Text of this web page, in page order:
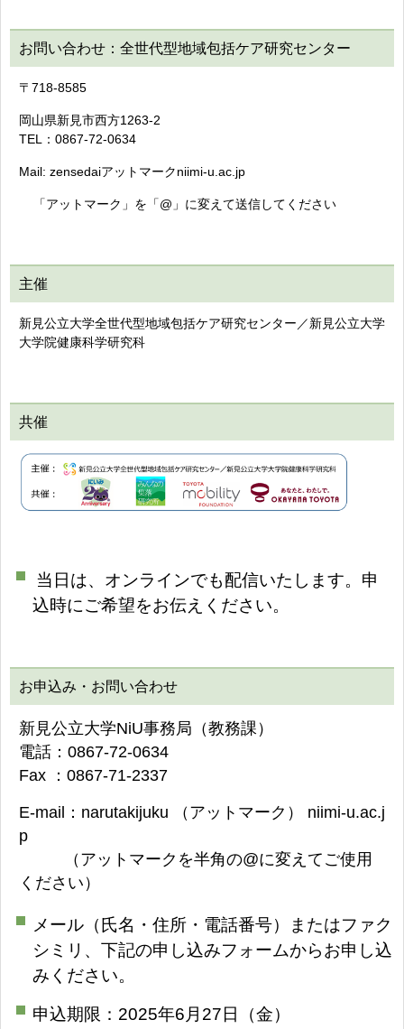
お問い合わせ：全世代型地域包括ケア研究センター
〒718-8585
岡山県新見市西方1263-2
TEL：0867-72-0634
Mail: zensedaiアットマークniimi-u.ac.jp
「アットマーク」を「@」に変えて送信してください
主催
新見公立大学全世代型地域包括ケア研究センター／新見公立大学
大学院健康科学研究科
共催
当日は、オンラインでも配信いたします。申
込時にご希望をお伝えください。
お申込み・お問い合わせ
新見公立大学NiU事務局（教務課）
電話：0867-72-0634
Fax ：0867-71-2337
E-mail：narutakijuku （アットマーク） niimi-u.ac.j
p
（アットマークを半角の@に変えてご使用
ください）
メール（氏名・住所・電話番号）またはファク
シミリ、下記の申し込みフォームからお申し込
みください。
申込期限：2025年6月27日（金）